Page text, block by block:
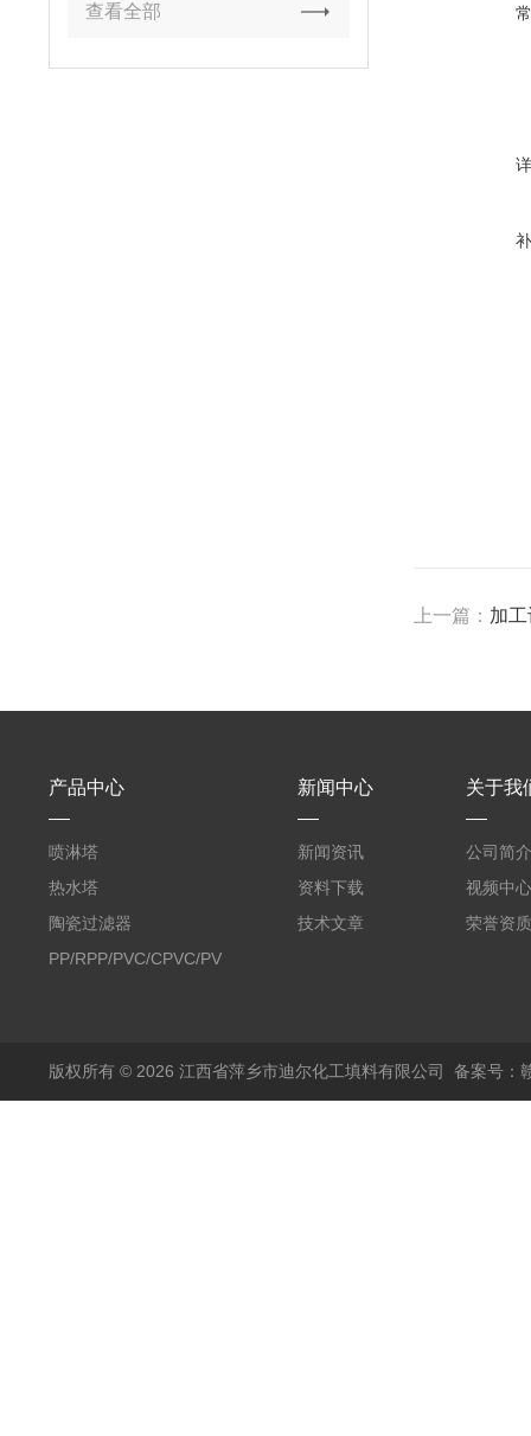
查看全部
上一篇： 加
产品中心
喷淋塔
热水塔
陶瓷过滤器
PP/RPP/PVC/CPVC/PVDF
新闻中心
新闻资讯
资料下载
技术文章
关于我
公司简介
视频中心
荣誉资质
版权所有 © 2026 江西省萍乡市迪尔化工填料有限公司 备案号：